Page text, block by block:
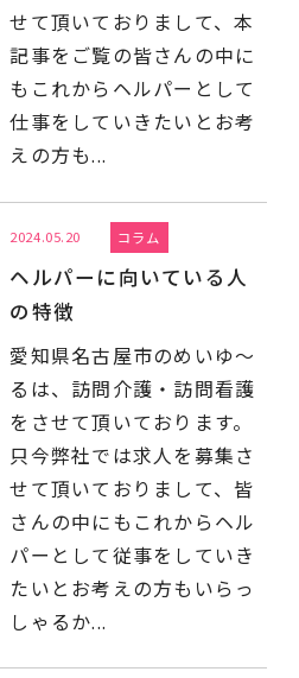
せて頂いておりまして、本
記事をご覧の皆さんの中に
もこれからヘルパーとして
仕事をしていきたいとお考
えの方も...
2024.05.20 コラム
ヘルパーに向いている人
の特徴
愛知県名古屋市のめいゆ～
るは、訪問介護・訪問看護
をさせて頂いております。
只今弊社では求人を募集さ
せて頂いておりまして、皆
さんの中にもこれからヘル
パーとして従事をしていき
たいとお考えの方もいらっ
しゃるか...